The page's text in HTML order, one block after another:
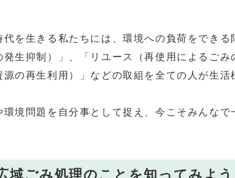
代を生きる私たちには、環境への負荷をでき
発生抑制）」、「リユース（再使用によるご
源の再生利用）」などの取組を全ての人が生
環境問題を自分事として捉え、今こそみんな
域ごみ処理のことを知ってみよう